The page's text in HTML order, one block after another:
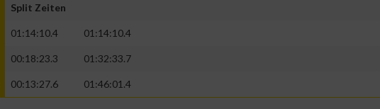
Split Zeiten
01:14:10.4 01:14:10.4
00:18:23.3 01:32:33.7
00:13:27.6 01:46:01.4